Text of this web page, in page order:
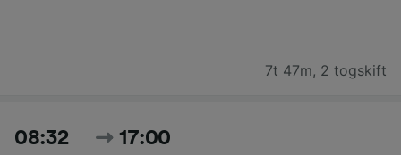
7t 47m, 2 togskift
08:32 17:00